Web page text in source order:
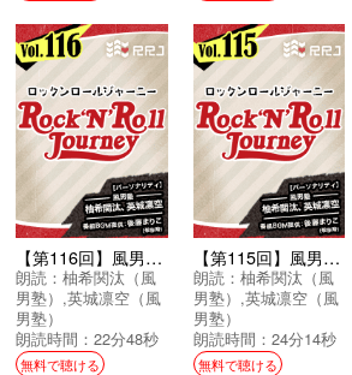
【第116回】風男塾のRock’N’Roll Journey
朗読：柚希関汰（風
男塾） ,英城凛空（風
男塾）
朗読時間：22分48秒
無料で聴ける
【第115回】風男塾のRock’N’Roll Journey
朗読： 柚希関汰（風
男塾） ,英城凛空（風
男塾）
朗読時間：24分14秒
無料で聴ける